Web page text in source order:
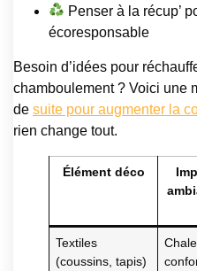
Penser à la récup’
écoresponsable
Besoin d’idées pour
chamboulement ? Voici une
de suite pour augmenter la
rien change tout.
Élément déco
Textiles
(coussins, tapis)